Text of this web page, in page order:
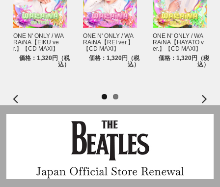
ONE N' ONLY / WA
RAiNA【EIKU ve
r.】【CD MAXI】
価格：1,320円（税
込）
ONE N' ONLY / WA
RAiNA【REI ver.】
【CD MAXI】
価格：1,320円（税
込）
ONE N' ONLY / WA
RAiNA【HAYATO v
er.】【CD MAXI】
価格：1,320円（税
込）